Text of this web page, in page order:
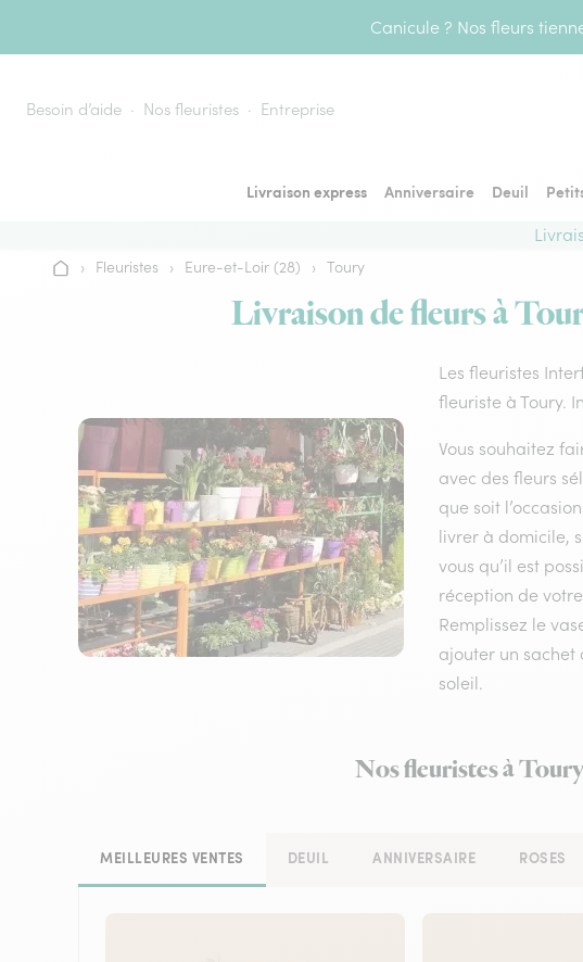
Canicule ? Nos fleurs
Besoin d’aide Nos fleuristes Entreprise
Livraison express Anniversaire Deuil
Accueil
› Fleuristes › Eure-et-Loir (28) › Toury
Livraison de fleurs à
Les fleuristes
fleuriste à Toury.
Vous souhaitez
avec des fleurs
que soit
livrer à domicile,
vous qu’il est
réception de
Remplissez le
ajouter un sachet
soleil.
Nos fleuristes à
MEILLEURES VENTES DEUIL ANNIVERSAIRE ROSES